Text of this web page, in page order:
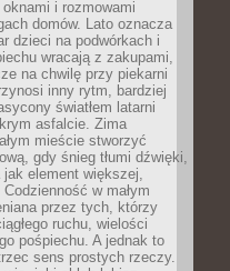
i rozmowami
domów. Lato oznacza
dzieci na podwórkach i
wracają z zakupami,
na chwilę przy piekarni
inny rytm, bardziej
światłem latarni
asfalcie. Zima
mieście stworzyć
gdy śnieg tłumi dźwięki,
element większej,
w małym
przez tych, którzy
ruchu, wielości
pośpiechu. A jednak to
sens prostych rzeczy.